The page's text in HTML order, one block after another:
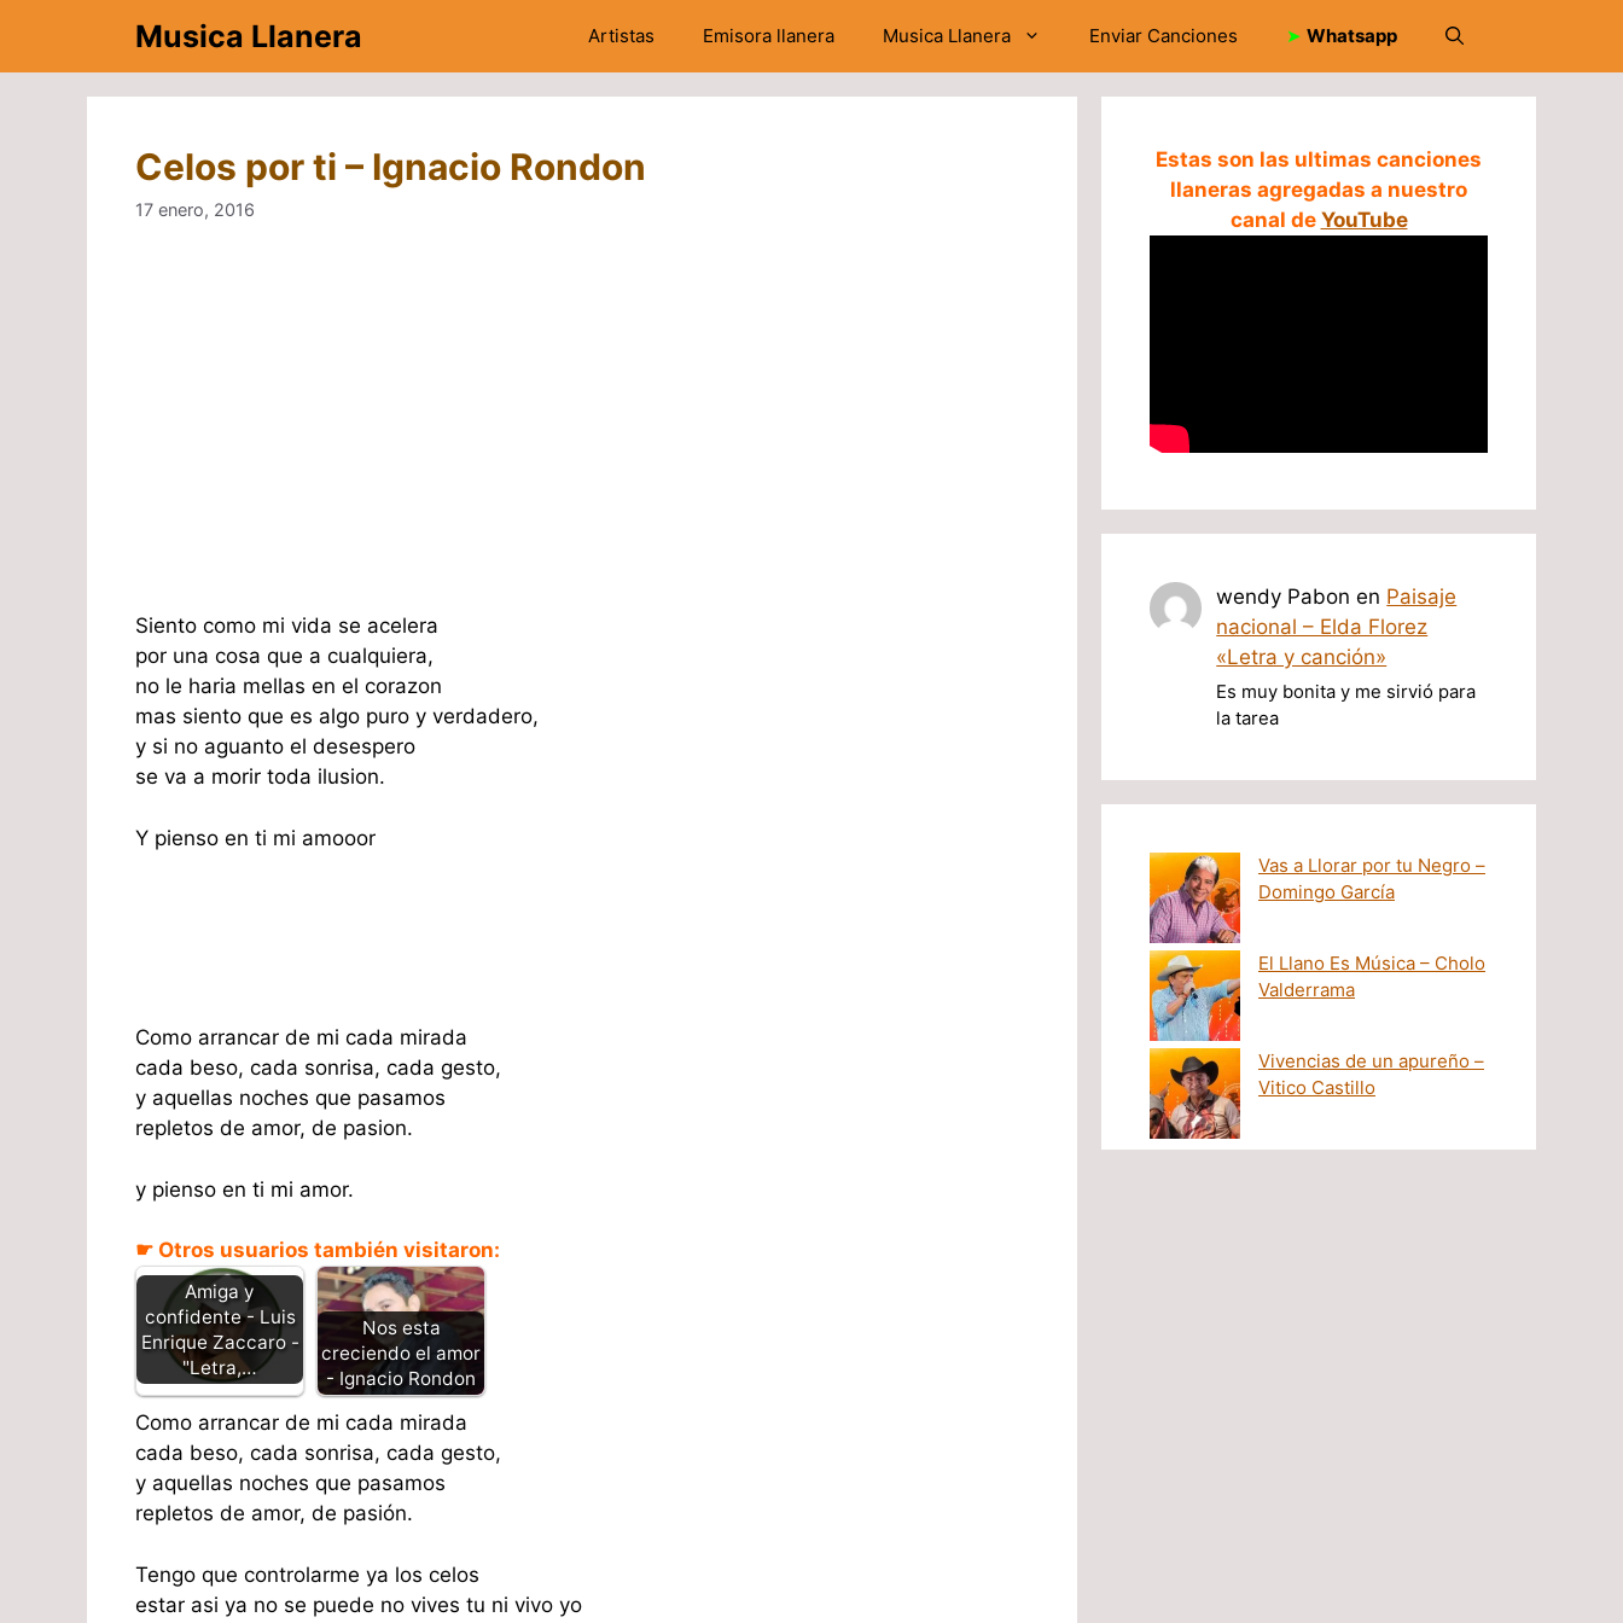
contenido
Musica Llanera Artistas Emisora llanera Musica Llanera Enviar Canciones ➤ Whatsapp
Celos por ti – Ignacio Rondon
17 enero, 2016
Siento como mi vida se acelera
por una cosa que a cualquiera,
no le haria mellas en el corazon
mas siento que es algo puro y verdadero,
y si no aguanto el desespero
se va a morir toda ilusion.
Y pienso en ti mi amooor
Como arrancar de mi cada mirada
cada beso, cada sonrisa, cada gesto,
y aquellas noches que pasamos
repletos de amor, de pasion.
y pienso en ti mi amor.
☛ Otros usuarios también visitaron:
Amiga y
confidente - Luis
Enrique Zaccaro -
"Letra,…
Nos esta
creciendo el amor
- Ignacio Rondon
Como arrancar de mi cada mirada
cada beso, cada sonrisa, cada gesto,
y aquellas noches que pasamos
repletos de amor, de pasión.
Tengo que controlarme ya los celos
estar asi ya no se puede no vives tu ni vivo yo
Estas son las ultimas canciones
llaneras agregadas a nuestro
canal de YouTube
wendy Pabon en Paisaje
nacional – Elda Florez
«Letra y canción»
Es muy bonita y me sirvió para
la tarea
Vas a Llorar por tu Negro –
Domingo García
El Llano Es Música – Cholo
Valderrama
Vivencias de un apureño –
Vitico Castillo